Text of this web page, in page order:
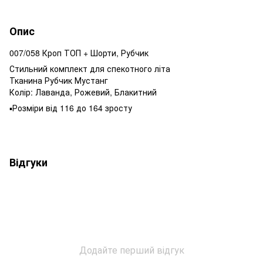
Опис
007/058 Кроп ТОП + Шорти, Рубчик
Стильний комплект для спекотного літа
Тканина Рубчик Мустанг
Колір: Лаванда, Рожевий, Блакитний
▪️Розміри від 116 до 164 зросту
Відгуки
Додайте перший відгук